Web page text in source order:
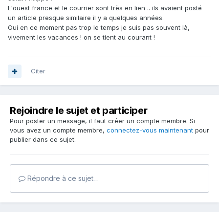
L'ouest france et le courrier sont très en lien .. ils avaient posté
un article presque similaire il y a quelques années.
Oui en ce moment pas trop le temps je suis pas souvent là,
vivement les vacances ! on se tient au courant !
Citer
Rejoindre le sujet et participer
Pour poster un message, il faut créer un compte membre. Si
vous avez un compte membre, connectez-vous maintenant pour
publier dans ce sujet.
Répondre à ce sujet…